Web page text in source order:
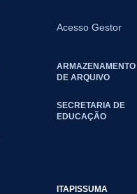
Acesso Gestor
ARMAZENAMENTO
DE ARQUIVO
SECRETARIA DE
EDUCAÇÃO
ITAPISSUMA